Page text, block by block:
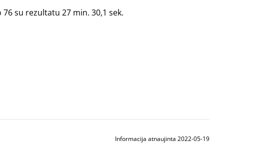
su rezultatu 27 min. 30,1 sek.
Informacija atnaujinta 2022-05-19